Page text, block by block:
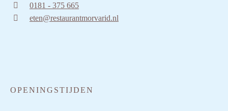
0181 - 375 665
eten@restaurantmorvarid.nl
OPENINGSTIJDEN